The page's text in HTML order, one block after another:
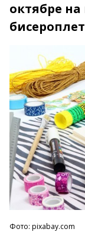
октябре
Фото: pixabay.com